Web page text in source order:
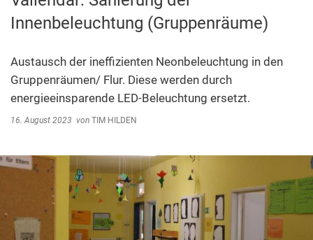
Steuern, Gebühren, Beiträge
Schiedsamt
Wirtschaft und Tourismus
Kindergarten Weitersburg
Innenbeleuchtung (Gruppenräume)
Austausch der ineffizienten Neonbeleuchtung in den
Gruppenräumen/ Flur. Diese werden durch
energieeinsparende LED-Beleuchtung ersetzt.
16. August 2023 von TIM HILDEN